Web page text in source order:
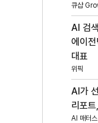
큐샵
AI 검
에이
대표
위픽
AI가
리포
AI 매터스